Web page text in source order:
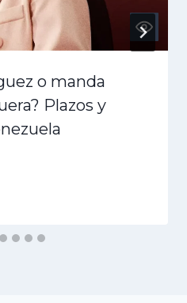
o manda
Plazos y